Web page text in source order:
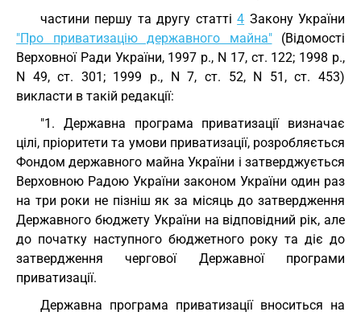
частини першу та другу статті4 Закону України
"Про приватизацію державного майна"(Відомості
Верховної Ради України, 1997 р., N 17, ст. 122; 1998 р.,
N 49, ст. 301; 1999 р., N 7, ст. 52, N 51, ст. 453)
викласти в такій редакції:
"1. Державна програма приватизації визначає
цілі, пріоритети та умови приватизації, розробляється
Фондом державного майна України і затверджується
Верховною Радою України законом України один раз
на три роки не пізніш як за місяць до затвердження
Державного бюджету України на відповідний рік, але
до початку наступного бюджетного року та діє до
затвердження чергової Державної програми
приватизації.
Державна програма приватизації вноситься на